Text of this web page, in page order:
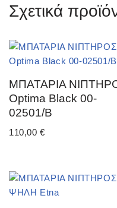
Σχετικά
ΜΠΑΤΑΡΙΑ
Optima Black 00-
02501/B
110,00€